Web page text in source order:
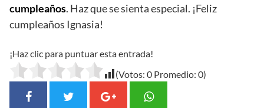
cumpleaños. Haz que se sienta especial. ¡Feliz
cumpleaños Ignasia!
¡Haz clic para puntuar esta entrada!
(Votos: 0 Promedio: 0)